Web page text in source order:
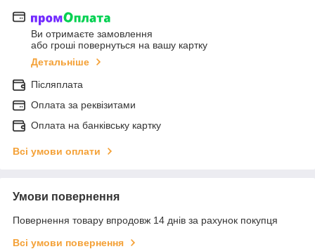
Ви отримаєте замовлення
або гроші повернуться на вашу картку
Детальніше
Післяплата
Оплата за реквізитами
Оплата на банківську картку
Всі умови оплати
Умови повернення
Повернення товару впродовж 14 днів за рахунок покупця
Всі умови повернення